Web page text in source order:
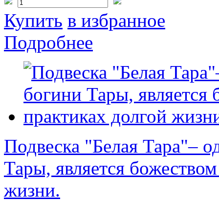
Купить в избранное
Подробнее
Подвеска "Белая Тара"–
Тары, является
жизни.